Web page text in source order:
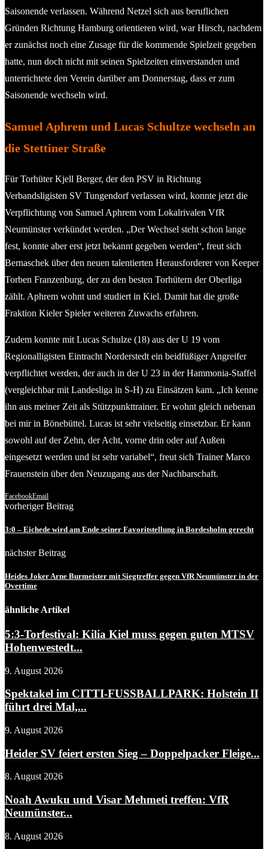
Saisonende verlassen. Während Netzel sich aus beruflichen
Gründen Richtung Hamburg orientieren wird, war Hirsch, nachdem
er zunächst noch eine Zusage für die kommende Spielzeit gegeben
hatte, nun doch nicht mit seinen Spielzeiten einverstanden und
unterrichtete den Verein darüber am Donnerstag, dass er zum
Saisonende wechseln wird.
Samuel Aphrem und Lucas Schultze wechseln an
die Stettiner Straße
Für Torhüter Kjell Berger, der den PSV in Richtung
Verbandsligisten SV Tungendorf verlassen wird, konnte jetzt die
Verpflichtung von Samuel Aphrem vom Lokalrivalen VfR
Neumünster verkündet werden. „Der Wechsel steht schon lange
fest, konnte aber erst jetzt bekannt gegeben werden“, freut sich
Bernaschek über den neuen talentierten Herausforderer von Keeper
Torben Franzenburg, der zu den besten Torhütern der Oberliga
zählt. Aphrem wohnt und studiert in Kiel. Damit hat die große
Fraktion Kieler Spieler weiteren Zuwachs erfahren.
Zudem konnte mit Lucas Schulze (18) aus der U 19 vom
Regionalligisten Eintracht Norderstedt ein beidfüßiger Angreifer
verpflichtet werden, der auch in der U 23 in der Hammonia-Staffel
(vergleichbar mit Landesliga in S-H) zu Einsätzen kam. „Ich kenne
ihn aus meiner Zeit als Stützpunkttrainer. Er wohnt gleich nebenan
bei mir in Bönebüttel. Lucas ist sehr vielseitig einsetzbar. Er kann
sowohl auf der Zehn, der Acht, vorne drin oder auf Außen
eingesetzt werden und ist sehr variabel“, freut sich Trainer Marco
Frauenstein über den Neuzugang aus der Nachbarschaft.
FacebookEmail
vorheriger Beitrag
3:0 – Eichede wird am Ende seiner Favoritstellung in Bordesholm gerecht
nächster Beitrag
Heides Joker Arne Burmeister mit Siegtreffer gegen VfR Neumünster in der
Overtime
ähnliche Artikel
5:3-Torfestival: Kilia Kiel muss gegen guten MTSV
Hohenwestedt...
9. August 2026
Spektakel im CITTI-FUSSBALLPARK: Holstein II
führt drei Mal,...
9. August 2026
Heider SV feiert ersten Sieg – Doppelpacker Fleige...
8. August 2026
Noah Awuku und Visar Mehmeti treffen: VfR
Neumünster...
8. August 2026